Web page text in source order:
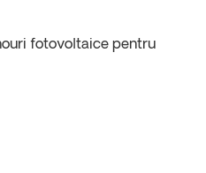
fotovoltaice pentru